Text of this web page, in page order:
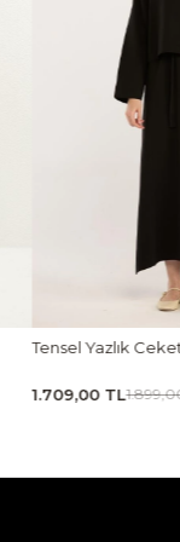
Tensel Yazlık
1.709,00 TL